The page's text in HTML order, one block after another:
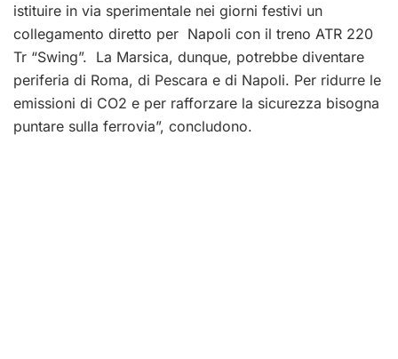
istituire in via sperimentale nei giorni festivi un
collegamento diretto per Napoli con il treno ATR 220
Tr “Swing”. La Marsica, dunque, potrebbe diventare
periferia di Roma, di Pescara e di Napoli. Per ridurre le
emissioni di CO2 e per rafforzare la sicurezza bisogna
puntare sulla ferrovia”, concludono.